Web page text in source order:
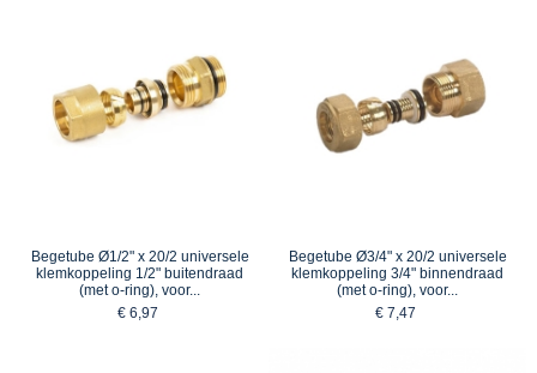
Begetube Ø1/2" x 20/2 universele
klemkoppeling 1/2" buitendraad
(met o-ring), voor...
€ 6,97
Begetube Ø3/4" x 20/2 universele
klemkoppeling 3/4" binnendraad
(met o-ring), voor...
€ 7,47